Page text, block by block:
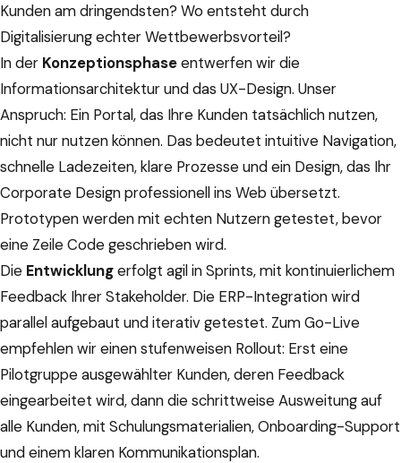
Kunden am dringendsten? Wo entsteht durch
Digitalisierung echter Wettbewerbsvorteil?
In der Konzeptionsphaseentwerfen wir die
Informationsarchitektur und das UX-Design. Unser
Anspruch: Ein Portal, das Ihre Kunden tatsächlich nutzen,
nicht nur nutzen können. Das bedeutet intuitive Navigation,
schnelle Ladezeiten, klare Prozesse und ein Design, das Ihr
Corporate Design professionell ins Web übersetzt.
Prototypen werden mit echten Nutzern getestet, bevor
eine Zeile Code geschrieben wird.
Die Entwicklungerfolgt agil in Sprints, mit kontinuierlichem
Feedback Ihrer Stakeholder. Die ERP-Integration wird
parallel aufgebaut und iterativ getestet. Zum Go-Live
empfehlen wir einen stufenweisen Rollout: Erst eine
Pilotgruppe ausgewählter Kunden, deren Feedback
eingearbeitet wird, dann die schrittweise Ausweitung auf
alle Kunden, mit Schulungsmaterialien, Onboarding-Support
und einem klaren Kommunikationsplan.